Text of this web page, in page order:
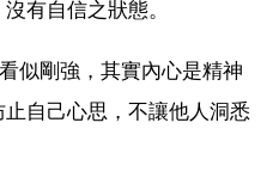
有自信之狀態。
似剛強，其實內心是精神
自己心思，不讓他人洞悉